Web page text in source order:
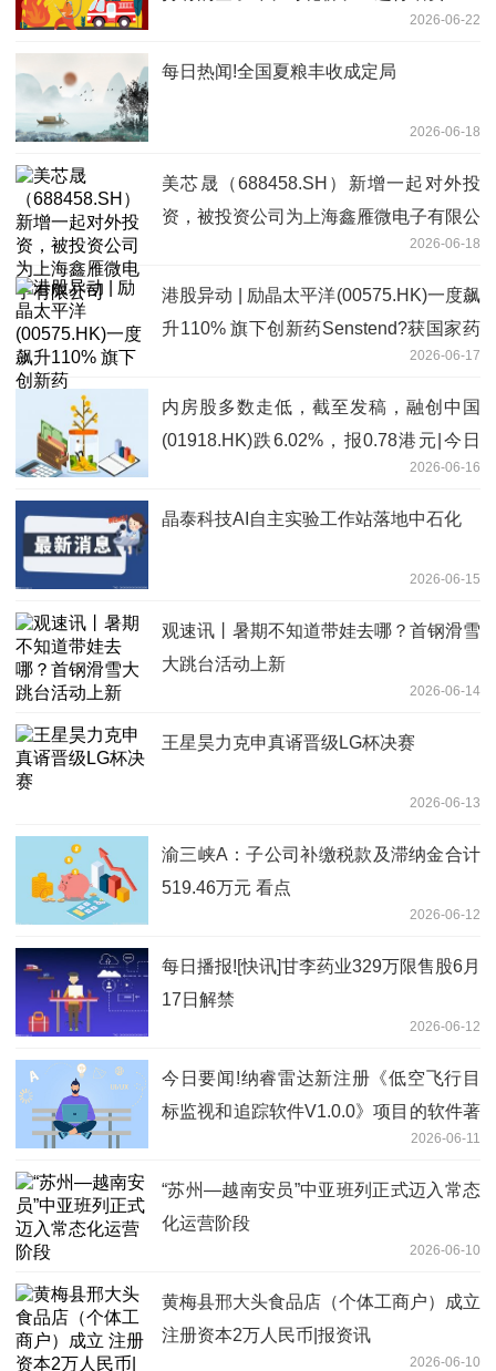
2026-06-22
每日热闻!全国夏粮丰收成定局
2026-06-18
美芯晟（688458.SH）新增一起对外投
资，被投资公司为上海鑫雁微电子有限公
2026-06-18
港股异动 | 励晶太平洋(00575.HK)一度飙
升110% 旗下创新药Senstend?获国家药
2026-06-17
内房股多数走低，截至发稿，融创中国
(01918.HK)跌6.02%，报0.78港元|今日
2026-06-16
晶泰科技AI自主实验工作站落地中石化
2026-06-15
观速讯丨暑期不知道带娃去哪？首钢滑雪
大跳台活动上新
2026-06-14
王星昊力克申真谞晋级LG杯决赛
2026-06-13
渝三峡A：子公司补缴税款及滞纳金合计
519.46万元 看点
2026-06-12
每日播报![快讯]甘李药业329万限售股6月
17日解禁
2026-06-12
今日要闻!纳睿雷达新注册《低空飞行目
标监视和追踪软件V1.0.0》项目的软件著
2026-06-11
“苏州—越南安员”中亚班列正式迈入常态
化运营阶段
2026-06-10
黄梅县邢大头食品店（个体工商户）成立
注册资本2万人民币|报资讯
2026-06-10